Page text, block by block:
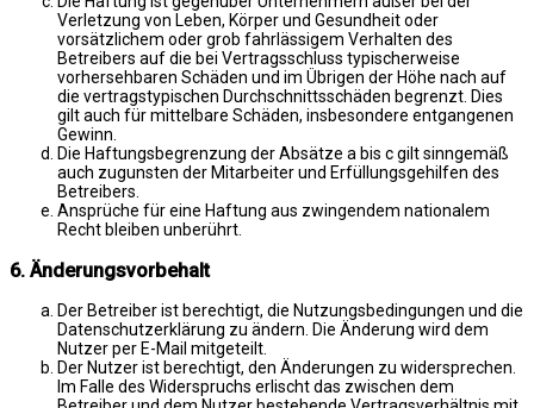
Verletzung von Leben, Körper und Gesundheit oder
vorsätzlichem oder grob fahrlässigem Verhalten des
Betreibers auf die bei Vertragsschluss typischerweise
vorhersehbaren Schäden und im Übrigen der Höhe nach auf
die vertragstypischen Durchschnittsschäden begrenzt. Dies
gilt auch für mittelbare Schäden, insbesondere entgangenen
Gewinn.
Die Haftungsbegrenzung der Absätze a bis c gilt sinngemäß
auch zugunsten der Mitarbeiter und Erfüllungsgehilfen des
Betreibers.
Ansprüche für eine Haftung aus zwingendem nationalem
Recht bleiben unberührt.
6. Änderungsvorbehalt
Der Betreiber ist berechtigt, die Nutzungsbedingungen und die
Datenschutzerklärung zu ändern. Die Änderung wird dem
Nutzer per E-Mail mitgeteilt.
Der Nutzer ist berechtigt, den Änderungen zu widersprechen.
Im Falle des Widerspruchs erlischt das zwischen dem